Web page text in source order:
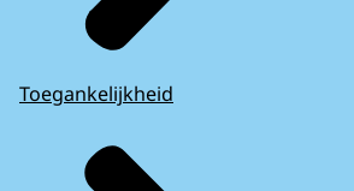
Toegankelijkheid